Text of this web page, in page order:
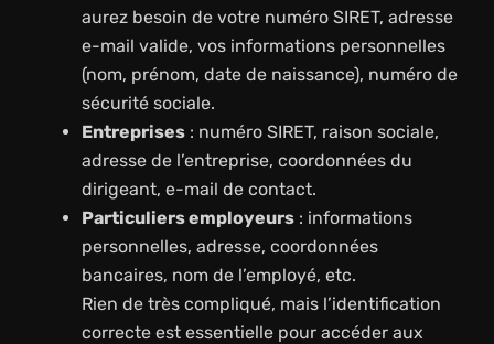
aurez besoin de votre numéro SIRET, adresse
e-mail valide, vos informations personnelles
(nom, prénom, date de naissance), numéro de
sécurité sociale.
Entreprises: numéro SIRET, raison sociale,
adresse de l’entreprise, coordonnées du
dirigeant, e-mail de contact.
Particuliers employeurs: informations
personnelles, adresse, coordonnées
bancaires, nom de l’employé, etc.
Rien de très compliqué, mais l’identification
correcte est essentielle pour accéder aux